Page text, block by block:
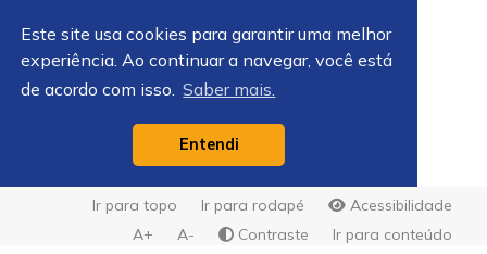
Este site usa cookies para garantir uma melhor
experiência. Ao continuar a navegar, você está
de acordo com isso. Saber mais.
Entendi
Acessibilidade
Ir para rodapé
Ir para topo
Ir para conteúdo
Contraste
A-
A+